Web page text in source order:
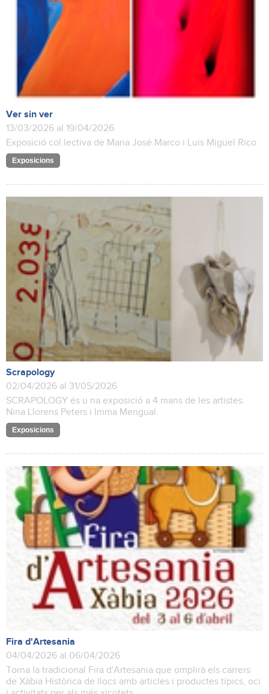
Ver sin ver
13/03/2026 al 19/04/2026
Exposició col.lectiva de Maria José Marco i Luis Miguel Rico
Exposicions
Scrapology
02/04/2026 al 31/05/2026
SCRAPOLOGY és u na exposició a 4 mans de les artistes
Nina Llorens Peters i Imma Mengual.
Exposicions
Fira d'Artesania
04/04/2026 al 06/04/2026
Torna la tradicional Fira d'Artesania que omplirà els carrers
de Xàbia Històrica de llocs amb articles i productes típics, oci